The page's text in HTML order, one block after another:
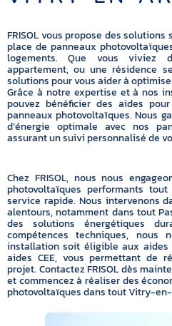
FRISOL vous propose des
place de panneaux
logements. Que vous viviez
appartement, ou une résidence
solutions pour vous aider à
Grâce à notre expertise et à nos
pouvez bénéficier des aides
panneaux photovoltaïques. Nous
d’énergie optimale avec nos
assurant un suivi personnalisé de
Chez FRISOL, nous nous
photovoltaïques performants
service rapide. Nous intervenons
alentours, notamment dans tout
des solutions énergétiques
compétences techniques, nous
installation soit éligible aux aides
aides CEE, vous permettant de
projet. Contactez FRISOL dès
et commencez à réaliser des
photovoltaïques dans tout Vitry-